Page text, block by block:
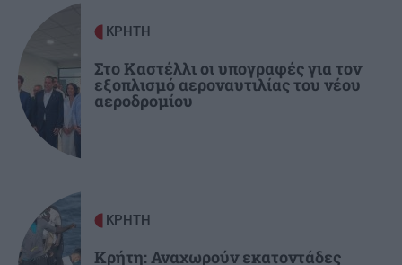
ΑΦΙΕΡΩΜΑΤΑ
7η Αυγούστου 626 μ.Χ.: Η νύχτα που
"γεννήθηκε" ο Ακάθιστος Ύμνος στην
Κωνσταντινούπολη
ΚΡΗΤΗ
Στο Καστέλλι οι υπογραφές για τον
εξοπλισμό αεροναυτιλίας του νέου
αεροδρομίου
ΚΡΗΤΗ
Κρήτη: Αναχωρούν εκατοντάδες